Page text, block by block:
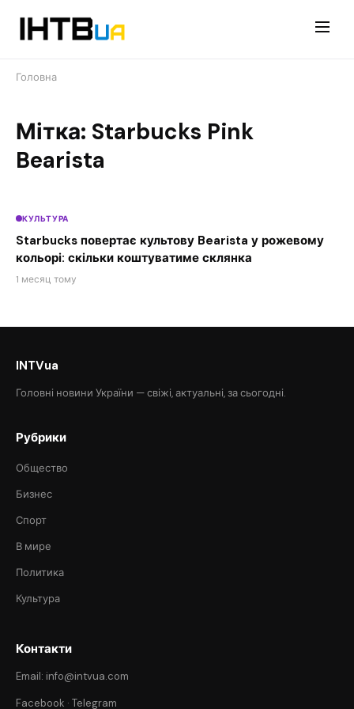
Головна
Мітка: Starbucks Pink
Bearista
КУЛЬТУРА
Starbucks повертає культову Bearista у рожевому
кольорі: скільки коштуватиме склянка
1 месяц тому
INTVua
Головні новини України — свіжі, актуальні, за сьогодні.
Рубрики
Общество
Бизнес
Спорт
В мире
Политика
Культура
Контакти
Email: info@intvua.com
Facebook · Telegram